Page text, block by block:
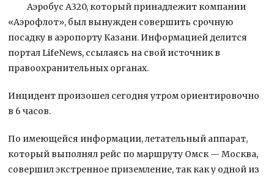
Аэробус А320, который принадлежит компании
«Аэрофлот», был вынужден совершить срочную
посадку в аэропорту Казани. Информацией делится
портал LifeNews, ссылаясь на свой источник в
правоохранительных органах.
Инцидент произошел сегодня утром ориентировочно
в 6 часов.
По имеющейся информации, летательный аппарат,
который выполнял рейс по маршруту Омск — Москва,
совершил экстренное приземление, так как у одной из